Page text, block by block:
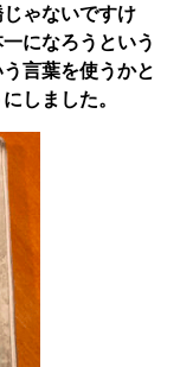
ゃないですけ
になろうという
言葉を使うかと
しました。